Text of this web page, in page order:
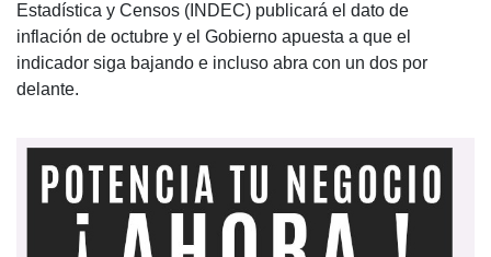
Estadística y Censos (INDEC) publicará el dato de
inflación de octubre y el Gobierno apuesta a que el
indicador siga bajando e incluso abra con un dos por
delante.